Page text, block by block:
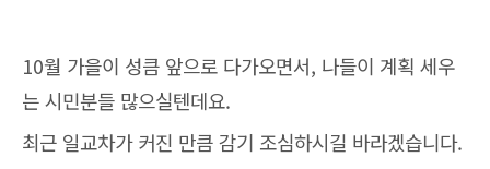
10월 가을이 성큼 앞으로 다가오면서, 나들이 계획 세우
는 시민분들 많으실텐데요.
최근 일교차가 커진 만큼 감기 조심하시길 바라겠습니다.